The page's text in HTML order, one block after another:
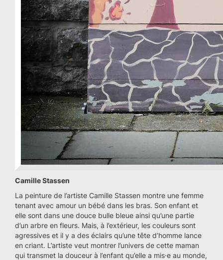
Camille Stassen
La peinture de l’artiste Camille Stassen montre une femme
tenant avec amour un bébé dans les bras. Son enfant et
elle sont dans une douce bulle bleue ainsi qu’une partie
d’un arbre en fleurs. Mais, à l’extérieur, les couleurs sont
agressives et il y a des éclairs qu’une tête d’homme lance
en criant. L’artiste veut montrer l’univers de cette maman
qui transmet la douceur à l’enfant qu’elle a mis·e au monde,